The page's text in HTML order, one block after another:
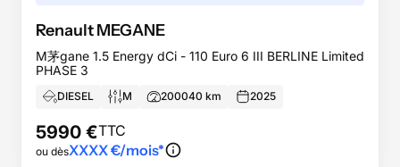
RenaultMEGANE
M茅gane 1.5 Energy dCi - 110 Euro 6 III BERLINE Limited
PHASE 3
DIESEL M 200040 km 2025
5990 €TTC
ou dèsXXXX€/mois*